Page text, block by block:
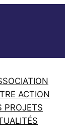
ACTION
PROJETS